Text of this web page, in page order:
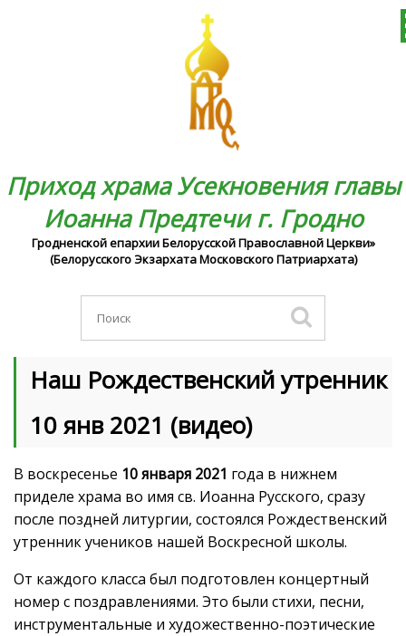
Приход храма Усекновения главы
Иоанна Предтечи г. Гродно
Гродненской епархии Белорусской Православной Церкви»
(Белорусского Экзархата Московского Патриархата)
Наш Рождественский утренник
10 янв 2021 (видео)
В воскресенье 10 января 2021 года в нижнем
приделе храма во имя св. Иоанна Русского, сразу
после поздней литургии, состоялся Рождественский
утренник учеников нашей Воскресной школы.
От каждого класса был подготовлен концертный
номер с поздравлениями. Это были стихи, песни,
инструментальные и художественно-поэтические